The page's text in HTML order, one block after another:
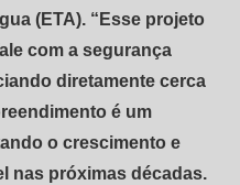
(ETA). “Esse projeto
com a segurança
diretamente cerca
é um
o crescimento e
nas próximas décadas.